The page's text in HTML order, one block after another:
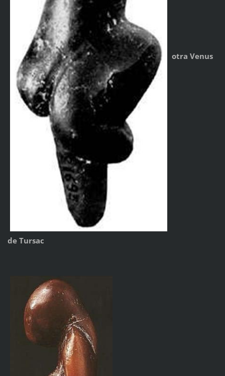
otra Venus
de Tursac